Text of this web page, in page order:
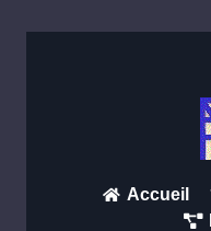
Accueil